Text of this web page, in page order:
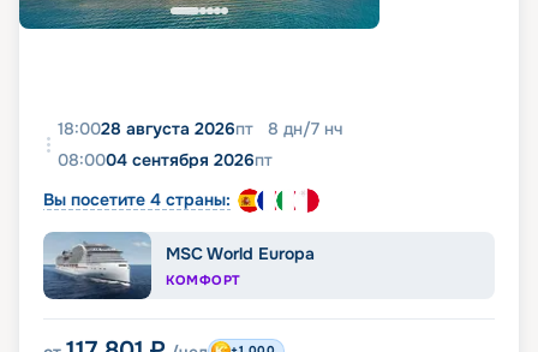
18:0028 августа 2026пт 8 дн/7 нч
08:0004 сентября 2026пт
Вы посетите 4 страны:
MSC World Europa
КОМФОРТ